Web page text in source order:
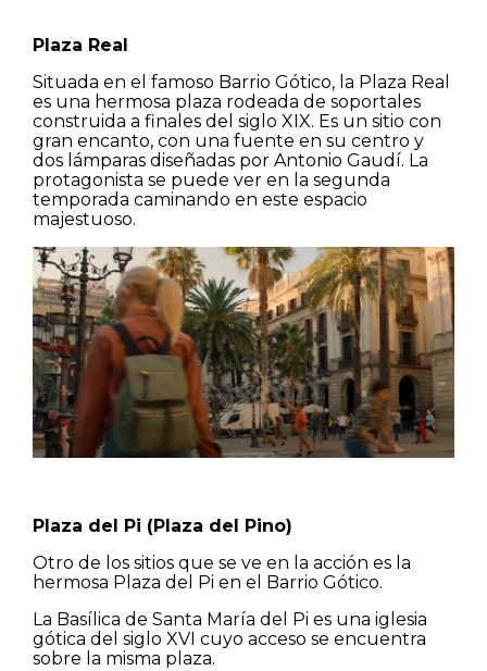
Plaza Real
Situada en el famoso Barrio Gótico, la Plaza Real
es una hermosa plaza rodeada de soportales
construida a finales del siglo XIX. Es un sitio con
gran encanto, con una fuente en su centro y
dos lámparas diseñadas por Antonio Gaudí. La
protagonista se puede ver en la segunda
temporada caminando en este espacio
majestuoso.
Plaza del Pi (Plaza del Pino)
Otro de los sitios que se ve en la acción es la
hermosa Plaza del Pi en el Barrio Gótico.
La Basílica de Santa María del Pi es una iglesia
gótica del siglo XVI cuyo acceso se encuentra
sobre la misma plaza.